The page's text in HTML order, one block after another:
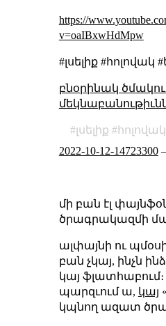
https://
v=oaIBxwHdMpw
#լսելիք #հոլովակ
բնօրինակ
լսելիք հոլովակ
2022-10-12-14723300–
մի բան էլ
ծրագրակազմի
ալփայնի ու
բան չկայ, ինչն
կայ
պարզւում ա, կայ
կպնող ազատ